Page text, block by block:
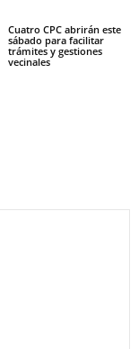
Cuatro CPC abrirán este
sábado para facilitar
trámites y gestiones
vecinales